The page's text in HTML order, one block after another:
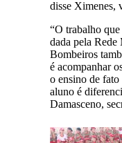
disse Ximenes,
“O trabalho
dada pela
Bombeiros
é acompanhar
o ensino de fato
aluno é
Damasceno,